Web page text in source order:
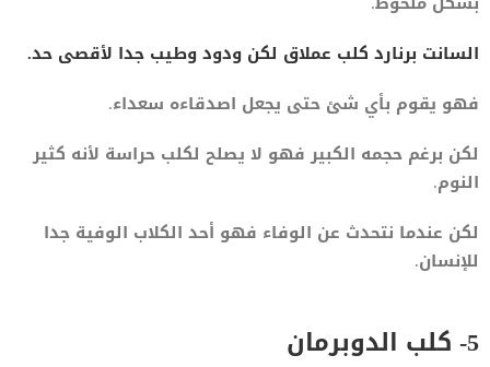
السانت برنارد كلب عملاق لكن ودود وطيب جدا لأقصى حد.
فهو يقوم بأي شئ حتى يجعل اصدقاءه سعداء.
لكن برغم حجمه الكبير فهو لا يصلح لكلب حراسة لأنه كثير
النوم.
لكن عندما نتحدث عن الوفاء فهو أحد الكلاب الوفية جدا
للإنسان.
5- كلب الدوبرمان